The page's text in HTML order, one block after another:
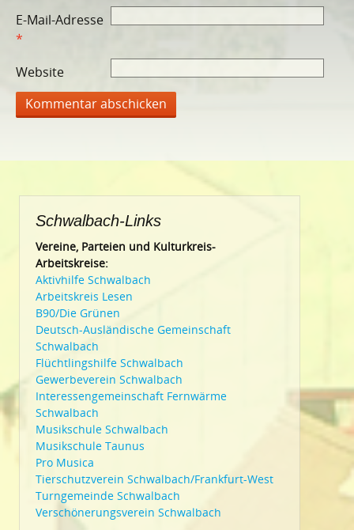
E-Mail-Adresse
*
Website
Schwalbach-Links
Vereine, Parteien und Kulturkreis-
Arbeitskreise:
Aktivhilfe Schwalbach
Arbeitskreis Lesen
B90/Die Grünen
Deutsch-Ausländische Gemeinschaft
Schwalbach
Flüchtlingshilfe Schwalbach
Gewerbeverein Schwalbach
Interessengemeinschaft Fernwärme
Schwalbach
Musikschule Schwalbach
Musikschule Taunus
Pro Musica
Tierschutzverein Schwalbach/Frankfurt-West
Turngemeinde Schwalbach
Verschönerungsverein Schwalbach